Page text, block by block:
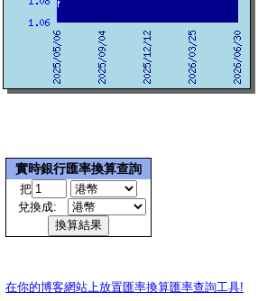
實時銀行匯率換算查詢
把
兌換成:
在你的博客網站上放置匯率換算匯率查詢工具!